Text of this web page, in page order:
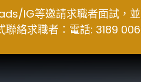
IG等邀請求職者面試，
絡求職者：電話: 3189